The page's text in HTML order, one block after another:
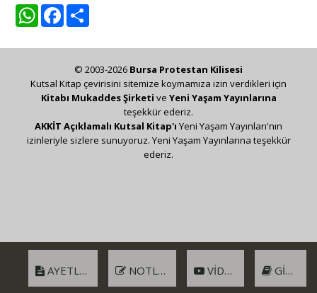
WhatsAppFacebook
AYETLER NOTLAR VIDEO GIRIŞ
© 2003-2026 Bursa Protestan Kilisesi
Kutsal Kitap çevirisini sitemize koymamıza izin verdikleri için
Kitabı Mukaddes Şirketi ve Yeni Yaşam Yayınlarına
teşekkür ederiz.
AKKİT Açıklamalı Kutsal Kitap'ı Yeni Yaşam Yayınları'nın
izinleriyle sizlere sunuyoruz. Yeni Yaşam Yayınlarına teşekkür
ederiz.